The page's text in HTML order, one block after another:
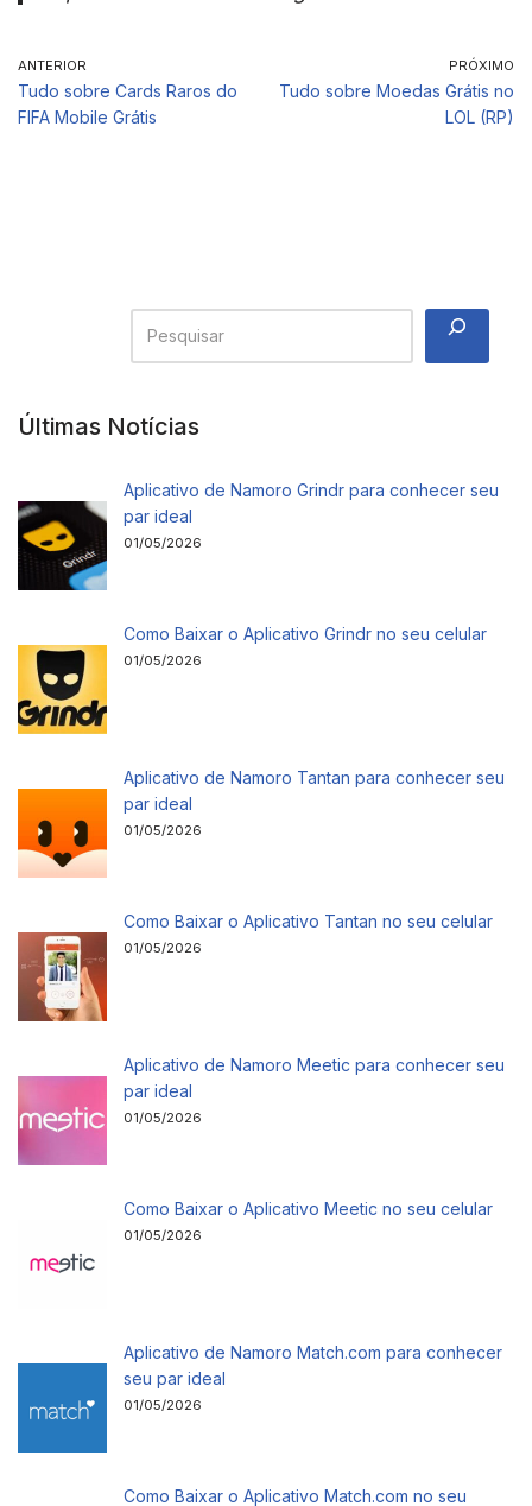
ANTERIOR
Tudo sobre Cards Raros do
FIFA Mobile Grátis
PRÓXIMO
Tudo sobre Moedas Grátis no
LOL (RP)
Últimas Notícias
Aplicativo de Namoro Grindr para conhecer seu
par ideal
01/05/2026
Como Baixar o Aplicativo Grindr no seu celular
01/05/2026
Aplicativo de Namoro Tantan para conhecer seu
par ideal
01/05/2026
Como Baixar o Aplicativo Tantan no seu celular
01/05/2026
Aplicativo de Namoro Meetic para conhecer seu
par ideal
01/05/2026
Como Baixar o Aplicativo Meetic no seu celular
01/05/2026
Aplicativo de Namoro Match.com para conhecer
seu par ideal
01/05/2026
Como Baixar o Aplicativo Match.com no seu